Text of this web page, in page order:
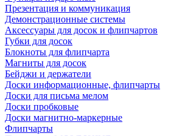
Презентация и коммуникация
Демонстрационные системы
Аксессуары для досок и флипчартов
Губки для досок
Блокноты для флипчарта
Магниты для досок
Бейджи и держатели
Доски информационные, флипчарты
Доски для письма мелом
Доски пробковые
Доски магнитно-маркерные
Флипчарты